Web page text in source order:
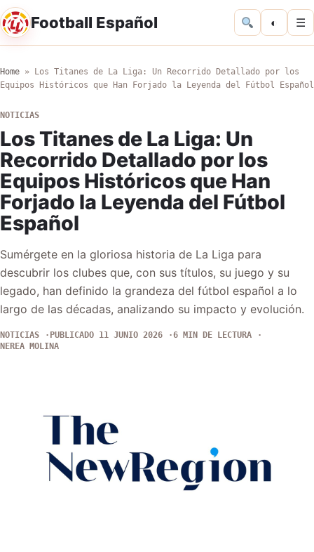
Football Español ◐ ☰
Home »
Los Titanes de La Liga: Un Recorrido Detallado por los
Equipos Históricos que Han Forjado la Leyenda del Fútbol Español
NOTICIAS
Los Titanes de La Liga: Un
Recorrido Detallado por los
Equipos Históricos que Han
Forjado la Leyenda del Fútbol
Español
Sumérgete en la gloriosa historia de La Liga para
descubrir los clubes que, con sus títulos, su juego y su
legado, han definido la grandeza del fútbol español a lo
largo de las décadas, analizando su impacto y evolución.
NOTICIAS PUBLICADO 11 JUNIO 2026
6 MIN DE LECTURA
NEREA MOLINA